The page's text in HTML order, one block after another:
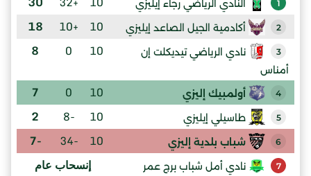
1 النادي الرياضي رجاء إيليزي
2 أكادمية الجيل الصاعد إيليزي 10
+10
18
3
نادي الرياضي تيديكلت إن
أمناس
10
0
8
4 أولمبيك إليزي 10
0
7
5 طاسيلي إيليزي 10
-8
2
6 شباب بلدية إليزي 10
-34
-7
7
نادي أمل شباب برج عمر
إنسحاب عام